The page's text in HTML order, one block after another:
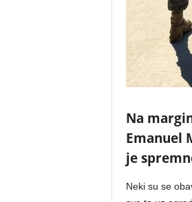
Na
Emanuel
je
Neki su se